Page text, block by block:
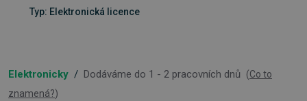
Typ: Elektronická licence
Elektronicky / Dodáváme do 1 - 2 pracovních dnů (Co to
znamená?)